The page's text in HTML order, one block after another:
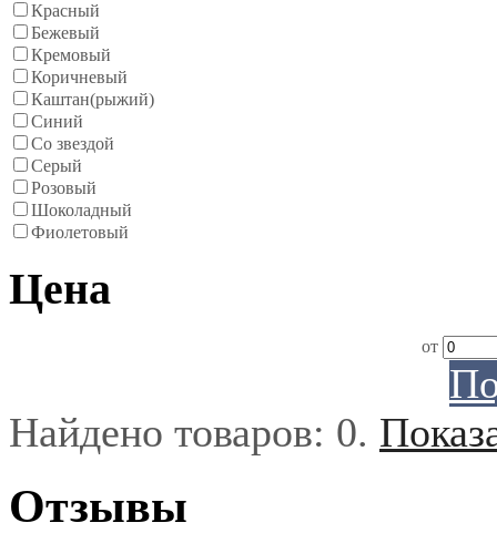
Красный
Бежевый
Кремовый
Коричневый
Каштан(рыжий)
Синий
Со звездой
Серый
Розовый
Шоколадный
Фиолетовый
Цена
от
Найдено товаров: 0.
Отзывы